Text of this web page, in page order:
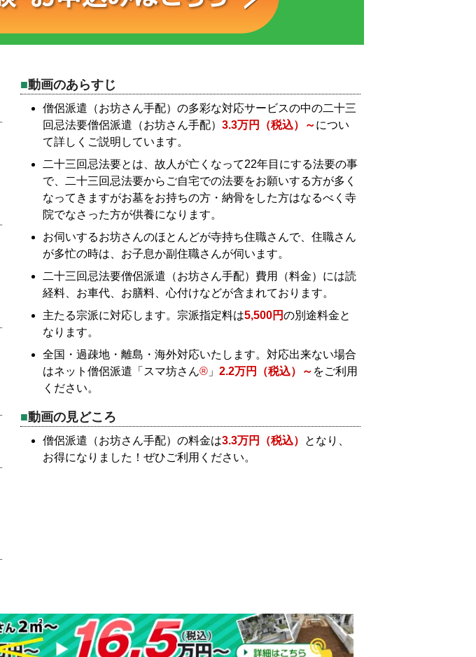
動画のあらすじ
僧侶派遣（お坊さん手配）の多彩な対応サービスの中の二十三
回忌法要僧侶派遣（お坊さん手配）3.3万円（税込）～につい
て詳しくご説明しています。
二十三回忌法要とは、故人が亡くなって22年目にする法要の事
で、二十三回忌法要からご自宅での法要をお願いする方が多く
なってきますがお墓をお持ちの方・納骨をした方はなるべく寺
院でなさった方が供養になります。
お伺いするお坊さんのほとんどが寺持ち住職さんで、住職さん
が多忙の時は、お子息か副住職さんが伺います。
二十三回忌法要僧侶派遣（お坊さん手配）費用（料金）には読
経料、お車代、お膳料、心付けなどが含まれております。
主たる宗派に対応します。宗派指定料は5,500円の別途料金と
なります。
全国・過疎地・離島・海外対応いたします。対応出来ない場合
はネット僧侶派遣「スマ坊さん® 」2.2万円（税込）～ をご利用
ください。
動画の見どころ
僧侶派遣（お坊さん手配）の料金は3.3万円（税込）
となり、
お得になりました！ぜひご利用ください。